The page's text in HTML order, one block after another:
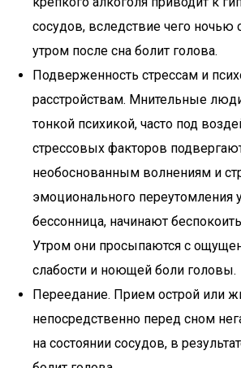
сосудов, вследствие чего ночью
утром после сна болит голова.
Подверженность стрессам и
расстройствам. Мнительные
тонкой психикой, часто под
стрессовых факторов
необоснованным волнениям и
эмоционального переутомления
бессонница, начинают
Утром они просыпаются с
слабости и ноющей боли головы.
Переедание. Прием острой или
непосредственно перед сном
на состоянии сосудов, в